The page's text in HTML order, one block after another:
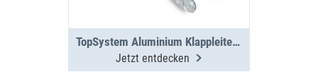
TopSystem Aluminium Klappleiter 3000 mm
Jetzt entdecken